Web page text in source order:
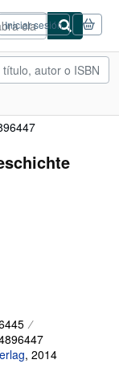
Iniciar sesión
, 2014